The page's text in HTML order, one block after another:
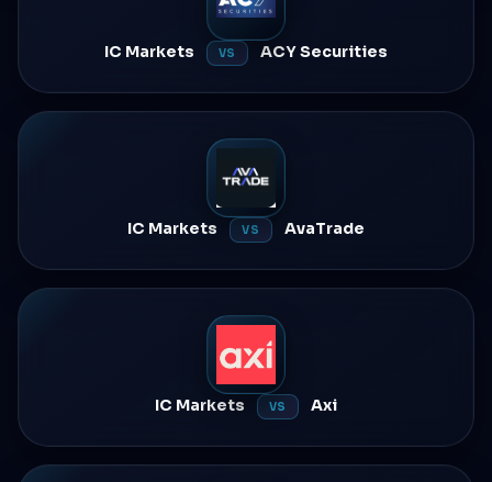
IC Markets VS ACY Securities
IC Markets VS AvaTrade
IC Markets VS Axi